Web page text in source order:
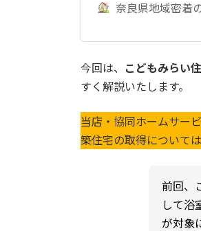
奈良県地域密着
今回は、 こどもみらい
すく解説いたします。
当店・協同ホームサー
築住宅の取得については
前回、
して浴
が対象